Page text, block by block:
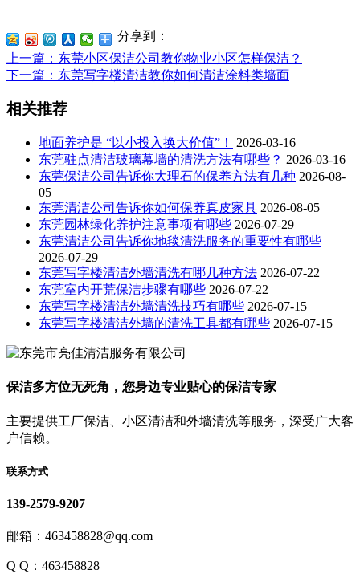
分享到：
上一篇 ：东莞小区保洁公司教你物业小区怎样保洁？
下一篇 ：东莞写字楼清洁教你如何清洁涂料类墙面
相关推荐
地面养护是 “以小投入换大价值”！
2026-03-16
东莞驻点清洁玻璃幕墙的清洗方法有哪些？ 2026-03-16
东莞保洁公司告诉你大理石的保养方法有几种 2026-08-
05
东莞清洁公司告诉你如何保养真皮家具 2026-08-05
东莞园林绿化养护注意事项有哪些 2026-07-29
东莞清洁公司告诉你地毯清洗服务的重要性有哪些
2026-07-29
东莞写字楼清洁外墙清洗有哪几种方法 2026-07-22
东莞室内开荒保洁步骤有哪些 2026-07-22
东莞写字楼清洁外墙清洗技巧有哪些 2026-07-15
东莞写字楼清洁外墙的清洗工具都有哪些 2026-07-15
保洁多方位无死角，您身边专业贴心的保洁专家
主要提供工厂保洁、小区清洁和外墙清洗等服务，深受广大客
户信赖。
联系方式
139-2579-9207
邮箱：463458828@qq.com
Q Q：463458828